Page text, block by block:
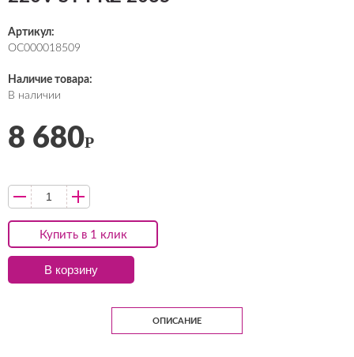
Артикул:
ОС000018509
Наличие товара:
В наличии
Купить в 1 клик
8 680Р
В корзину
ОПИСАНИЕ